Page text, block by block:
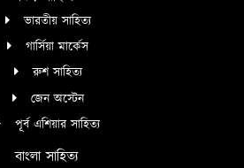
ভারতীয় সাহিত্য
গার্সিয়া মার্কেস
রুশ সাহিত্য
জেন অস্টেন
পূর্ব এশিয়ার সাহিত্য
বাংলা সাহিত্য